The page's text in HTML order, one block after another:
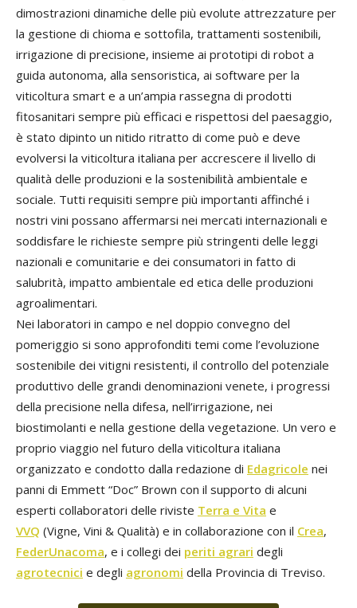
dimostrazioni dinamiche delle più evolute attrezzature per
la gestione di chioma e sottofila, trattamenti sostenibili,
irrigazione di precisione, insieme ai prototipi di robot a
guida autonoma, alla sensoristica, ai software per la
viticoltura smart e a un’ampia rassegna di prodotti
fitosanitari sempre più efficaci e rispettosi del paesaggio,
è stato dipinto un nitido ritratto di come può e deve
evolversi la viticoltura italiana per accrescere il livello di
qualità delle produzioni e la sostenibilità ambientale e
sociale. Tutti requisiti sempre più importanti affinché i
nostri vini possano affermarsi nei mercati internazionali e
soddisfare le richieste sempre più stringenti delle leggi
nazionali e comunitarie e dei consumatori in fatto di
salubrità, impatto ambientale ed etica delle produzioni
agroalimentari.
Nei laboratori in campo e nel doppio convegno del
pomeriggio si sono approfonditi temi come l’evoluzione
sostenibile dei vitigni resistenti, il controllo del potenziale
produttivo delle grandi denominazioni venete, i progressi
della precisione nella difesa, nell’irrigazione, nei
biostimolanti e nella gestione della vegetazione. Un vero e
proprio viaggio nel futuro della viticoltura italiana
organizzato e condotto dalla redazione di Edagricole nei
panni di Emmett “Doc” Brown con il supporto di alcuni
esperti collaboratori delle riviste Terra e Vita e
VVQ (Vigne, Vini & Qualità) e in collaborazione con il Crea,
FederUnacoma, e i collegi dei periti agrari degli
agrotecnici e degli agronomi della Provincia di Treviso.